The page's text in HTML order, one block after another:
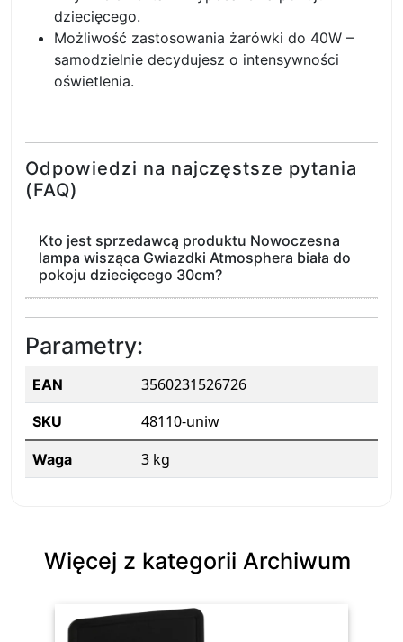
dziecięcego.
Możliwość zastosowania żarówki do 40W –
samodzielnie decydujesz o intensywności
oświetlenia.
Odpowiedzi na najczęstsze pytania
(FAQ)
Kto jest sprzedawcą produktu Nowoczesna
lampa wisząca Gwiazdki Atmosphera biała do
pokoju dziecięcego 30cm?
Parametry:
EAN 3560231526726
SKU 48110-uniw
Waga 3 kg
Więcej z kategorii Archiwum